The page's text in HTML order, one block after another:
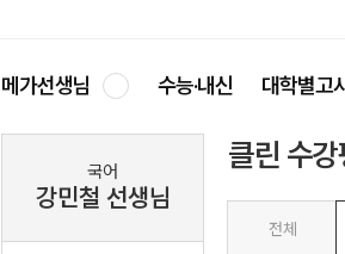
메가선생님 수능·내신 대학별고
국어
강민철 선생님
클린 수강
전체